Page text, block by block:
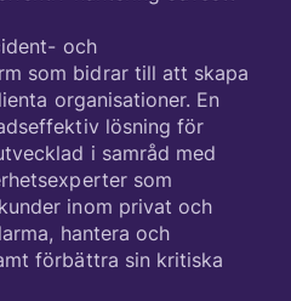
och
som bidrar till att skapa
organisationer. En
lösning för
i samråd med
som
inom privat och
hantera och
förbättra sin kritiska